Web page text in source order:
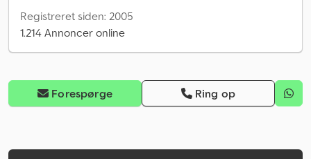
Registreret siden: 2005
1.214 Annoncer online
Forespørge Ring op